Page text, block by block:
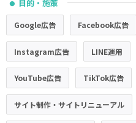
● 目的・施策
Google広告 Facebook広告
Instagram広告 LINE運用
YouTube広告 TikTok広告
サイト制作・サイトリニューアル